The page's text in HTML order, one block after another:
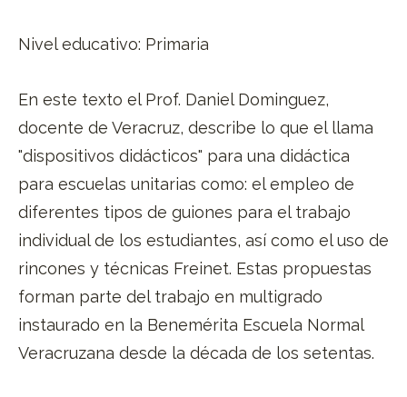
Nivel educativo: Primaria
En este texto el Prof. Daniel Dominguez,
docente de Veracruz, describe lo que el llama
"dispositivos didácticos" para una didáctica
para escuelas unitarias como: el empleo de
diferentes tipos de guiones para el trabajo
individual de los estudiantes, así como el uso de
rincones y técnicas Freinet. Estas propuestas
forman parte del trabajo en multigrado
instaurado en la Benemérita Escuela Normal
Veracruzana desde la década de los setentas.